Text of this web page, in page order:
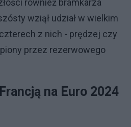
wziął udział w wielkim
z nich - prędzej czy
przez rezerwowego
na Euro 2024